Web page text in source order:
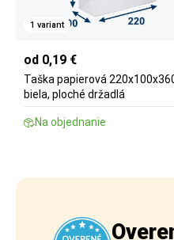
1 variant
od 0,19 €
Taška papierová
biela, ploché držadlá
Na objednanie